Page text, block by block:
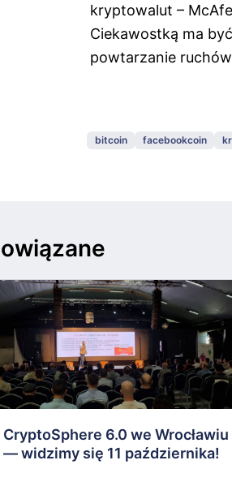
kryptowalut –
Ciekawostką ma
powtarzanie
bitcoin facebookcoin
CryptoSphere 6.0 we Wrocławiu
— widzimy się 11 października!